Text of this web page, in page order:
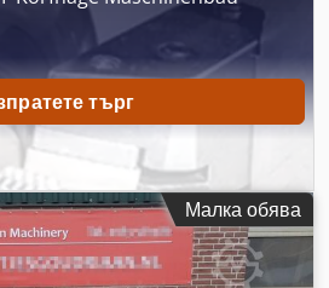
търг
Малка обява